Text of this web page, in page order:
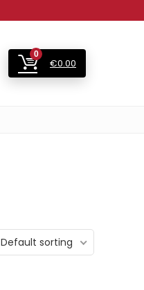
0
€0.00
Default sorting